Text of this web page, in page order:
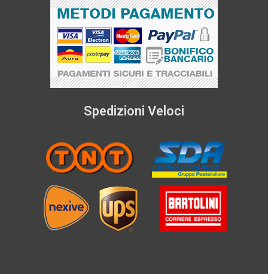
Spedizioni Veloci